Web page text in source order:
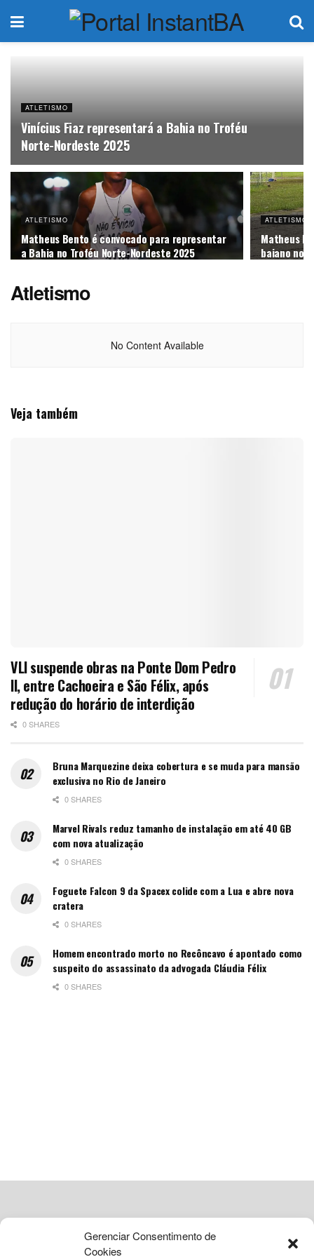
Gerenciar Consentimento de
Cookies
ATLETISMO
Vinícius Fiaz representará a Bahia no Troféu
Norte-Nordeste 2025
ATLETISMO
Matheus Bento é convocado para representar
a Bahia no Troféu Norte-Nordeste 2025
ATLETISMO
Matheus
baiano no
Atletismo
No Content Available
Veja também
VLI suspende obras na Ponte Dom Pedro
II, entre Cachoeira e São Félix, após
redução do horário de interdição
0 SHARES
Bruna Marquezine deixa cobertura e se muda para mansão
exclusiva no Rio de Janeiro
0 SHARES
Marvel Rivals reduz tamanho de instalação em até 40 GB
com nova atualização
0 SHARES
Foguete Falcon 9 da Spacex colide com a Lua e abre nova
cratera
0 SHARES
Homem encontrado morto no Recôncavo é apontado como
suspeito do assassinato da advogada Cláudia Félix
0 SHARES